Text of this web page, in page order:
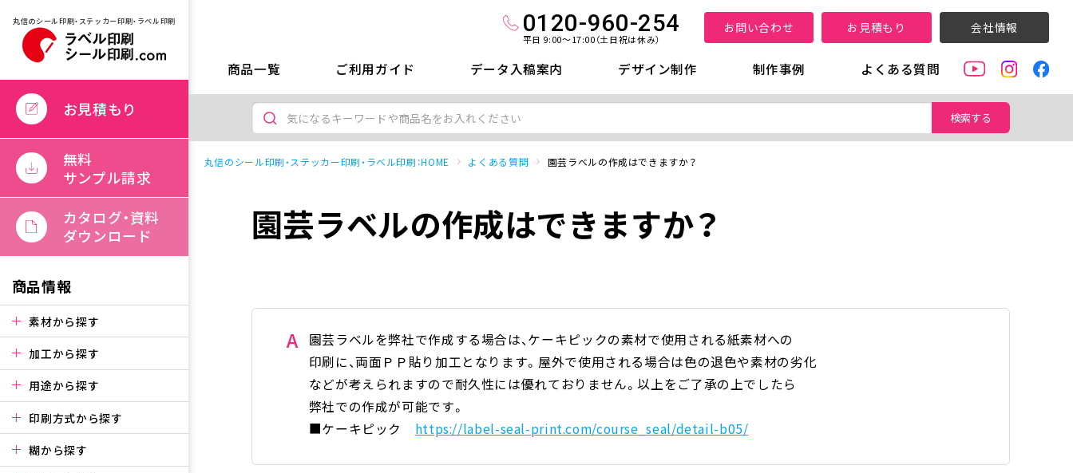
丸信のシール印刷・ステッカー印刷・ラベル印刷 0120-960-254
平日 9:00～17:00（土日祝は休み）
お問い合わせ お見積もり 会社情報
商品一覧 ご利用ガイド データ入稿案内 デザイン制作 制作事例 よくある質問
検索する
お見積もり
無料
サンプル請求
カタログ・資料
ダウンロード
商品情報
素材から探す
加工から探す
用途から探す
印刷方式から探す
糊から探す
丸信のシール印刷・ステッカー印刷・ラベル印刷：HOME よくある質問 園芸ラベルの作成はできますか？
園芸ラベルの作成はできますか？
A
園芸ラベルを弊社で作成する場合は、ケーキピックの素材で使用される紙素材への
印刷に、両面ＰＰ貼り加工となります。屋外で使用される場合は色の退色や素材の劣化
などが考えられますので耐久性には優れておりません。以上をご了承の上でしたら
弊社での作成が可能です。
■ケーキピック https://label-seal-print.com/course_seal/detail-b05/